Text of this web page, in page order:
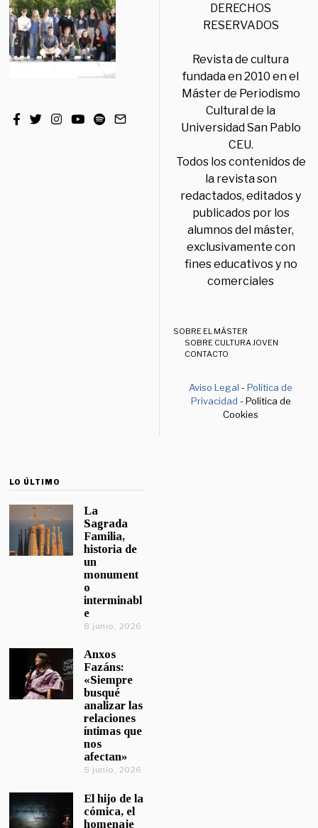
DERECHOS
RESERVADOS
Revista de cultura
fundada en 2010 en el
Máster de Periodismo
Cultural de la
Universidad San Pablo
CEU.
Todos los contenidos de
la revista son
redactados, editados y
publicados por los
alumnos del máster,
exclusivamente con
fines educativos y no
comerciales
SOBRE EL MÁSTER
SOBRE CULTURA JOVEN
CONTACTO
Aviso Legal -Política de
Privacidad - Política de
Cookies
LO ÚLTIMO
La
Sagrada
Familia,
historia de
un
monument
o
interminabl
e
8 junio, 2026
Anxos
Fazáns:
«Siempre
busqué
analizar las
relaciones
íntimas que
nos
afectan»
5 junio, 2026
El hijo de la
cómica, el
homenaje